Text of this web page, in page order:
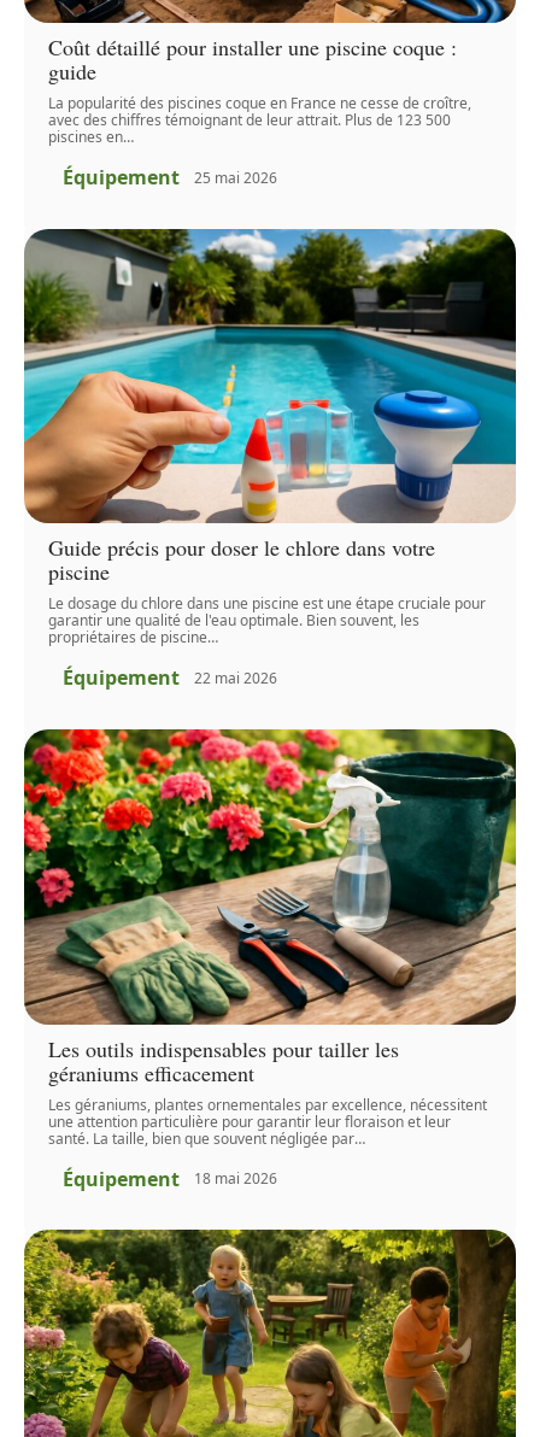
Coût détaillé pour installer une piscine coque :
guide
La popularité des piscines coque en France ne cesse de croître,
avec des chiffres témoignant de leur attrait. Plus de 123 500
piscines en…
Équipement 25 mai 2026
Guide précis pour doser le chlore dans votre
piscine
Le dosage du chlore dans une piscine est une étape cruciale pour
garantir une qualité de l'eau optimale. Bien souvent, les
propriétaires de piscine…
Équipement 22 mai 2026
Les outils indispensables pour tailler les
géraniums efficacement
Les géraniums, plantes ornementales par excellence, nécessitent
une attention particulière pour garantir leur floraison et leur
santé. La taille, bien que souvent négligée par…
Équipement 18 mai 2026